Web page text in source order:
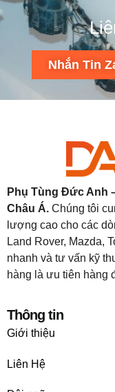
Nhắn Tin
Phụ Tùng Đức Anh
Châu Á. Chúng tôi
lượng cao cho các
Land Rover, Mazda,
nhanh và tư vấn kỹ
hàng là ưu tiên hàng
Thông tin
Giới thiệu
Liên Hệ